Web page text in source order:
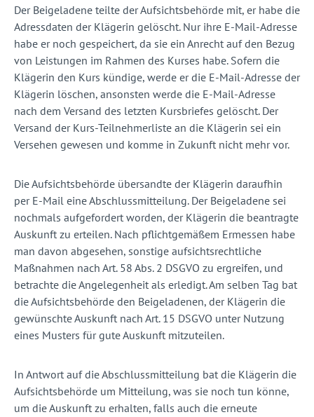
Der Beigeladene teilte der Aufsichtsbehörde mit, er habe die
Adressdaten der Klägerin gelöscht. Nur ihre E-Mail-Adresse
habe er noch gespeichert, da sie ein Anrecht auf den Bezug
von Leistungen im Rahmen des Kurses habe. Sofern die
Klägerin den Kurs kündige, werde er die E-Mail-Adresse der
Klägerin löschen, ansonsten werde die E-Mail-Adresse
nach dem Versand des letzten Kursbriefes gelöscht. Der
Versand der Kurs-Teilnehmerliste an die Klägerin sei ein
Versehen gewesen und komme in Zukunft nicht mehr vor.
Die Aufsichtsbehörde übersandte der Klägerin daraufhin
per E-Mail eine Abschlussmitteilung. Der Beigeladene sei
nochmals aufgefordert worden, der Klägerin die beantragte
Auskunft zu erteilen. Nach pflichtgemäßem Ermessen habe
man davon abgesehen, sonstige aufsichtsrechtliche
Maßnahmen nach Art. 58 Abs. 2 DSGVO zu ergreifen, und
betrachte die Angelegenheit als erledigt. Am selben Tag bat
die Aufsichtsbehörde den Beigeladenen, der Klägerin die
gewünschte Auskunft nach Art. 15 DSGVO unter Nutzung
eines Musters für gute Auskunft mitzuteilen.
In Antwort auf die Abschlussmitteilung bat die Klägerin die
Aufsichtsbehörde um Mitteilung, was sie noch tun könne,
um die Auskunft zu erhalten, falls auch die erneute